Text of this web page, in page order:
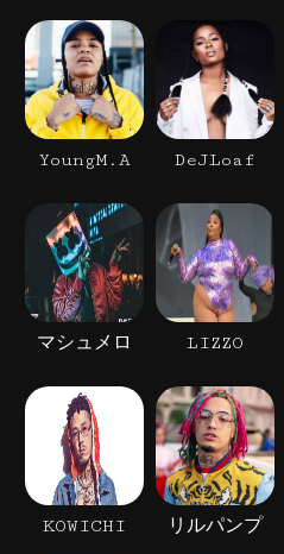
YoungM.A DeJLoaf
マシュメロ LIZZO
KOWICHI リルパンプ